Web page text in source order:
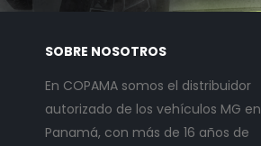
SOBRE NOSOTROS
En COPAMA somos el distribuidor
autorizado de los vehículos MG en
Panamá, con más de 16 años de